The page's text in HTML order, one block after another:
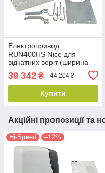
Електропривод
RUN400HS Nice для
відкатних воріт (ширина
39 342 ₴ 44 204 ₴
Купити
Акційні пропозиції та
Hi-Speed –12%